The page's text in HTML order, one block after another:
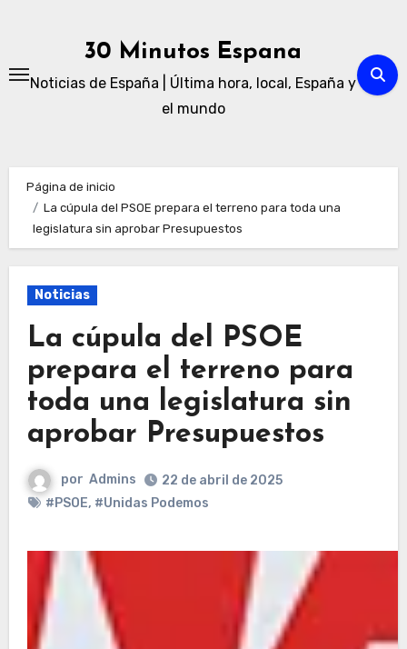
30 Minutos Espana
Noticias de España | Última hora, local, España y
el mundo
Página de inicio
La cúpula del PSOE prepara el terreno para toda una
legislatura sin aprobar Presupuestos
Noticias
La cúpula del PSOE
prepara el terreno para
toda una legislatura sin
aprobar Presupuestos
por Admins
22 de abril de 2025
#PSOE, #Unidas Podemos